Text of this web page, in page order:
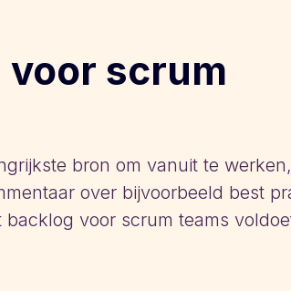
scrum
bron om vanuit te
over bijvoorbeeld best
voor scrum teams